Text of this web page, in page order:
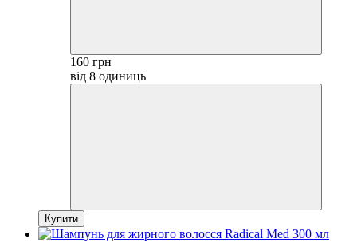
160 грн
від 8 одиниць
Купити